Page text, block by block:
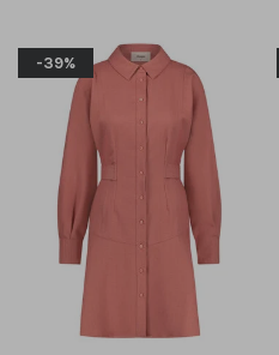
-39%